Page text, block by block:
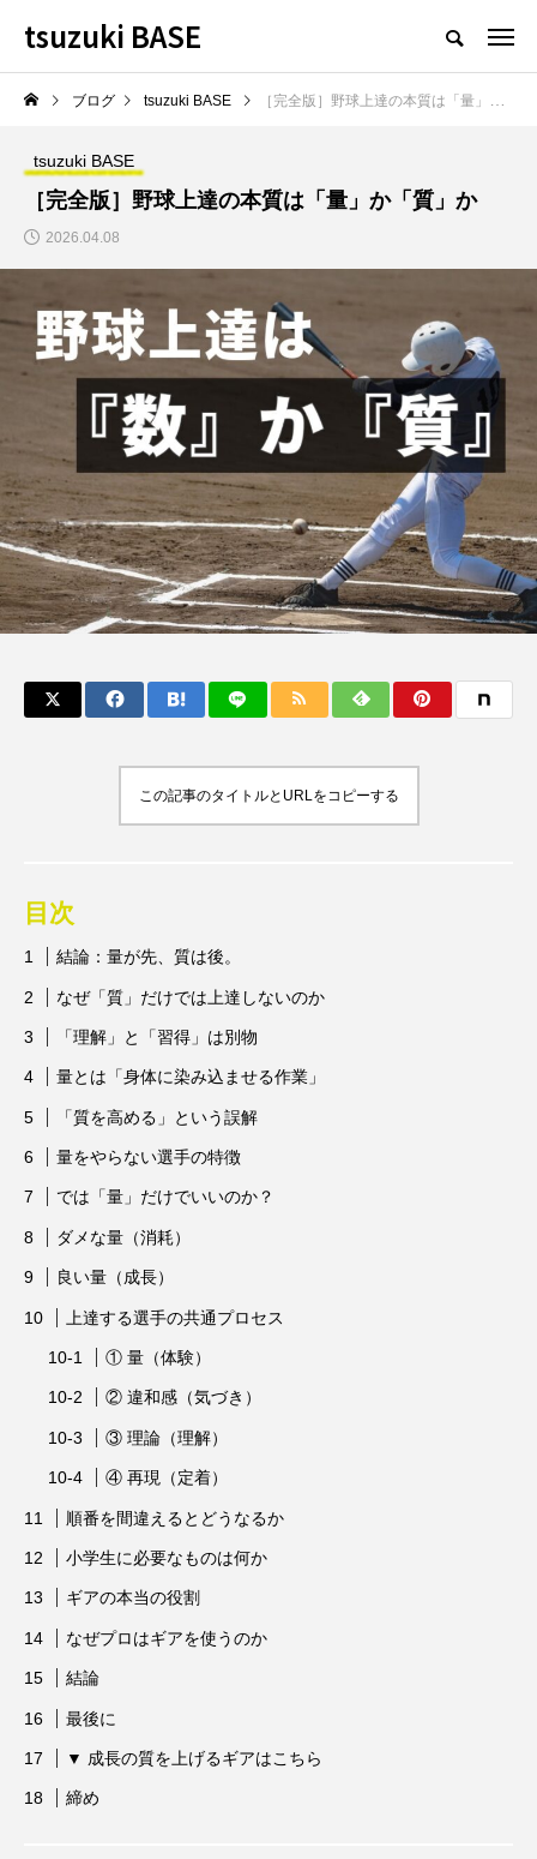
tsuzuki BASE
ブログ tsuzuki BASE ［完全版］野球上達の本質は「量」か「質」か
tsuzuki BASE
［完全版］野球上達の本質は「量」か「質」か
2026.04.08
この記事のタイトルとURLをコピーする
目次
結論：量が先、質は後。
なぜ「質」だけでは上達しないのか
「理解」と「習得」は別物
量とは「身体に染み込ませる作業」
「質を高める」という誤解
量をやらない選手の特徴
では「量」だけでいいのか？
ダメな量（消耗）
良い量（成長）
上達する選手の共通プロセス
① 量（体験）
② 違和感（気づき）
③ 理論（理解）
④ 再現（定着）
順番を間違えるとどうなるか
小学生に必要なものは何か
ギアの本当の役割
なぜプロはギアを使うのか
結論
最後に
▼ 成長の質を上げるギアはこちら
締め